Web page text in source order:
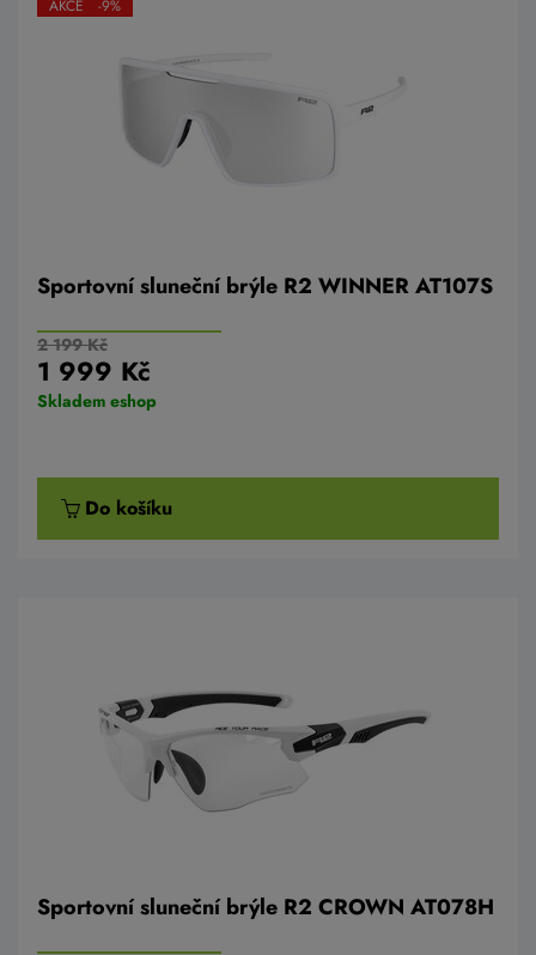
Sportovní sluneční brýle R2 WINNER AT107S
AKCE -9%
2 199 Kč
1 999 Kč
Skladem eshop
Do košíku
Sportovní sluneční brýle R2 CROWN AT078H